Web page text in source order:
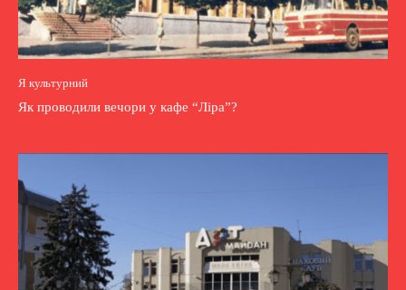
Я культурний
Як проводили вечори у кафе “Ліра”?